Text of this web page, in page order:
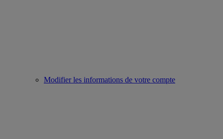
Modifier les informations de votre compte